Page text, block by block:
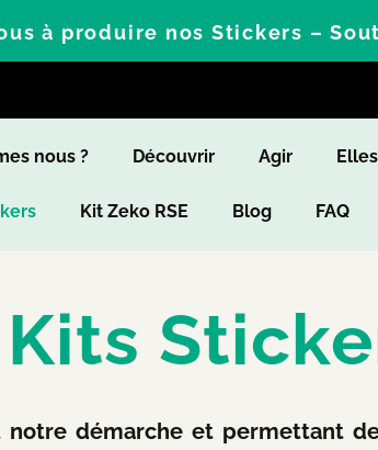
à produire nos Stickers –
nous ? Découvrir Agir
Kit Zeko RSE Blog FAQ
Kits
notre démarche et permettant